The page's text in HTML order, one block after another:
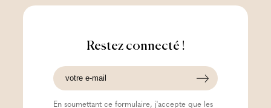
Restez connecté !
En soumettant ce formulaire, j'accepte que les